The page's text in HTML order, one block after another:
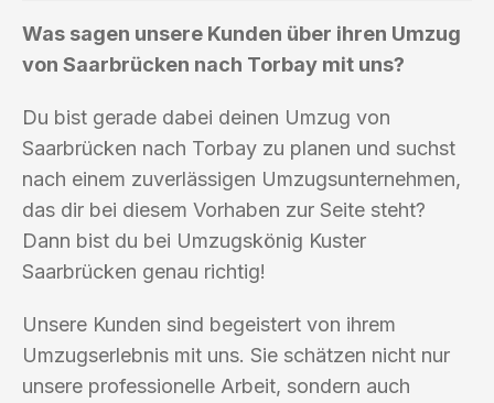
Was sagen unsere Kunden über ihren Umzug
von Saarbrücken nach Torbay mit uns?
Du bist gerade dabei deinen Umzug von
Saarbrücken nach Torbay zu planen und suchst
nach einem zuverlässigen Umzugsunternehmen,
das dir bei diesem Vorhaben zur Seite steht?
Dann bist du bei Umzugskönig Kuster
Saarbrücken genau richtig!
Unsere Kunden sind begeistert von ihrem
Umzugserlebnis mit uns. Sie schätzen nicht nur
unsere professionelle Arbeit, sondern auch